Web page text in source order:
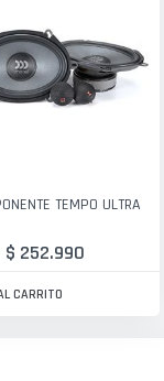
TEMPO ULTRA
$ 252.990
CARRITO